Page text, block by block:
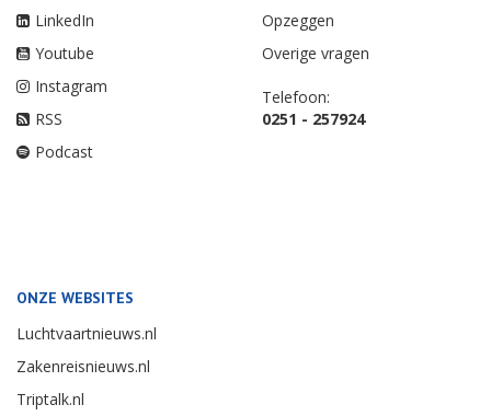
LinkedIn
Youtube
Instagram
RSS
Podcast
Opzeggen
Overige vragen
Telefoon:
0251 - 257924
ONZE WEBSITES
Luchtvaartnieuws.nl
Zakenreisnieuws.nl
Triptalk.nl